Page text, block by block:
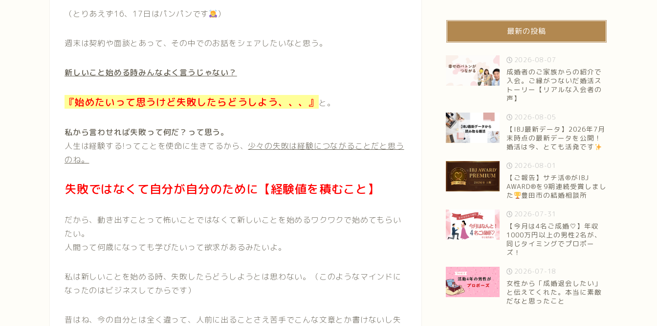
（とりあえず16、17日はパンパンです ）
週末は契約や面談とあって、その中でのお話をシェアしたいなと思う。
新しいこと始める時みんなよく言うじゃない？
『始めたいって思うけど失敗したらどうしよう、、、』 と。
私から言わせれば失敗って何だ？って思う。
人生は経験する!ってことを使命に生きてるから、 少々の失敗は経験につながることだと思う
のね。
失敗ではなくて自分が自分のために【経験値を積むこと】
だから、動き出すことって怖いことではなくて新しいことを始めるワクワクで始めてもらい
たい。
人間って何歳になっても学びたいって欲求があるみたいよ。
私は新しいことを始める時、失敗したらどうしようとは思わない。（このようなマインドに
なったのはビジネスしてからです）
昔はね、今の自分とは全く違って、人前に出ることさえ苦手でこんな文章とか書けないし失
最新の投稿
2026-08-07
成婚者のご家族からの紹介で
入会。ご縁がつないだ婚活ス
トーリー【リアルな入会者の
声】
2026-08-05
【IBJ最新データ】2026年7月
末時点の最新データを公開！
婚活は今、とても活発です
2026-08-01
【ご報告】サチ活®がIBJ
AWARD®を9期連続受賞しまし
た
豊田市の結婚相談所
2026-07-31
【今月は4名ご成婚♡】年収
1000万円以上の男性2名が、
同じタイミングでプロポー
ズ！
2026-07-18
女性から「成婚退会したい」
と伝えてくれた。本当に素敵
だなと思ったこと